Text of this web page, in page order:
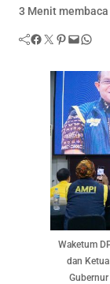
3 Menit membaca
Facebook Twitter Pinterest Mail WhatsApp
Waketum
dan
Gubernur